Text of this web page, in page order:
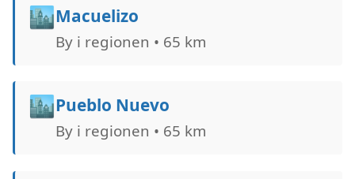
🏙️Macuelizo
By i regionen • 65 km
🏙️Pueblo Nuevo
By i regionen • 65 km